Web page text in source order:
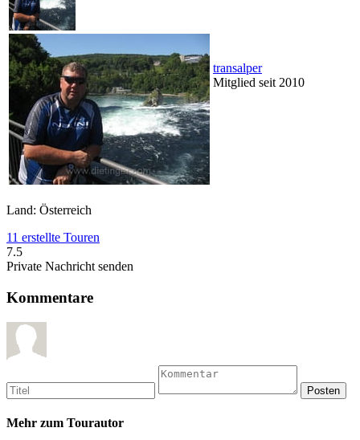
transalper
Mitglied seit 2010
Land: Österreich
11 erstellte Touren
7.5
Private Nachricht senden
Kommentare
Mehr zum Tourautor